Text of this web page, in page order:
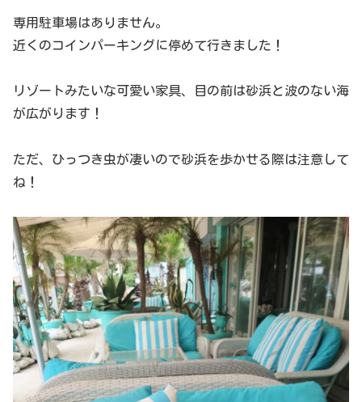
専用駐車場はありません。
近くのコインパーキングに停めて行きました！
リゾートみたいな可愛い家具、目の前は砂浜と波のない海
が広がります！
ただ、ひっつき虫が凄いので砂浜を歩かせる際は注意して
ね！